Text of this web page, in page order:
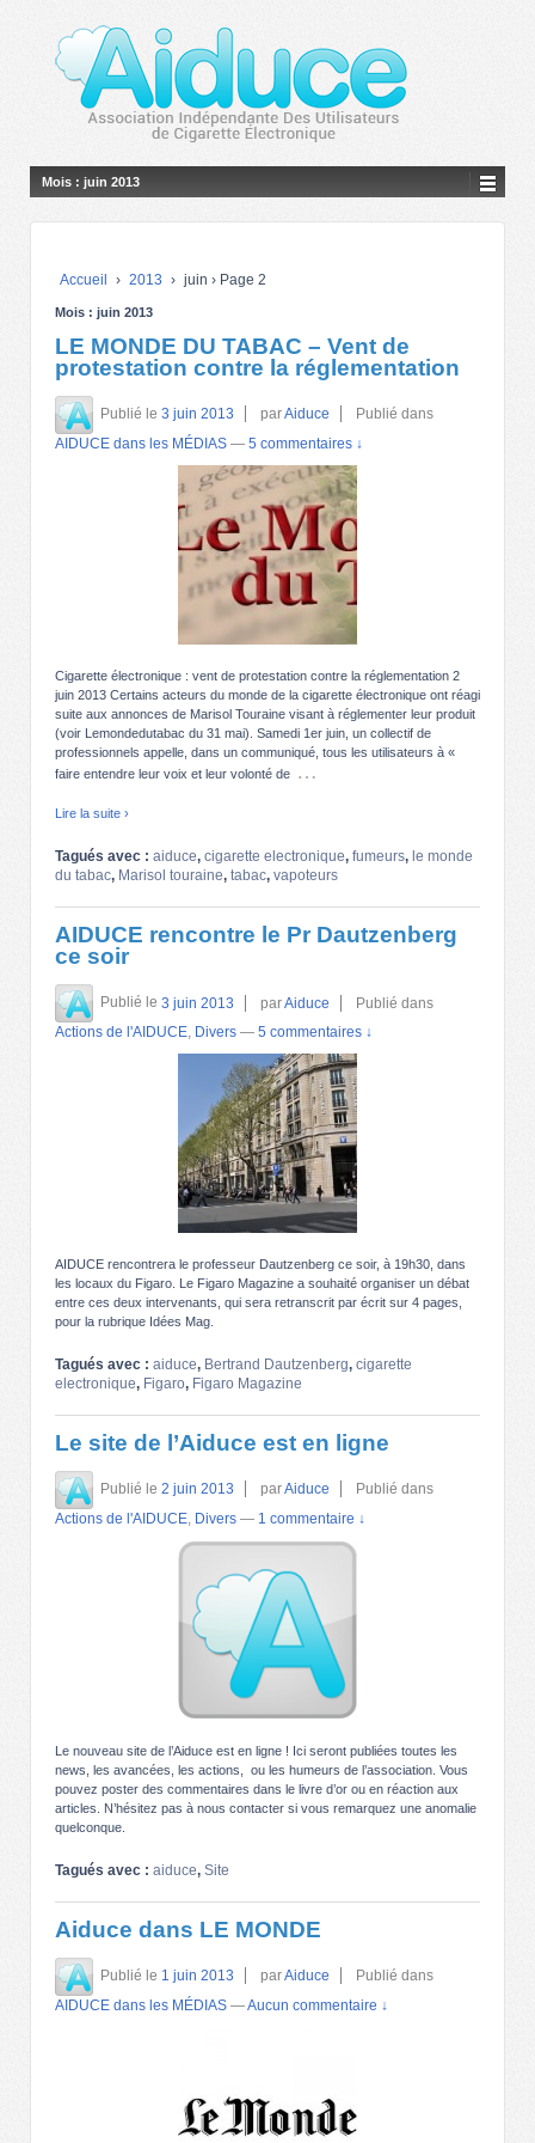
Mois : juin 2013
Accueil › 2013 › juin › Page 2
Mois : juin 2013
LE MONDE DU TABAC – Vent de
protestation contre la réglementation
Publié le 3 juin 2013 parAiduce
Publié dans
AIDUCE dans les MÉDIAS — 5 commentaires ↓
Cigarette électronique : vent de protestation contre la réglementation 2
juin 2013 Certains acteurs du monde de la cigarette électronique ont réagi
suite aux annonces de Marisol Touraine visant à réglementer leur produit
(voir Lemondedutabac du 31 mai). Samedi 1er juin, un collectif de
professionnels appelle, dans un communiqué, tous les utilisateurs à «
faire entendre leur voix et leur volonté de …
Lire la suite ›
Tagués avec : aiduce, cigarette electronique, fumeurs, le monde
du tabac, Marisol touraine, tabac, vapoteurs
AIDUCE rencontre le Pr Dautzenberg
ce soir
Publié le 3 juin 2013 parAiduce
Publié dans
Actions de l'AIDUCE, Divers — 5 commentaires ↓
AIDUCE rencontrera le professeur Dautzenberg ce soir, à 19h30, dans
les locaux du Figaro. Le Figaro Magazine a souhaité organiser un débat
entre ces deux intervenants, qui sera retranscrit par écrit sur 4 pages,
pour la rubrique Idées Mag.
Tagués avec : aiduce, Bertrand Dautzenberg, cigarette
electronique, Figaro, Figaro Magazine
Le site de l’Aiduce est en ligne
Publié le 2 juin 2013 parAiduce
Publié dans
Actions de l'AIDUCE, Divers — 1 commentaire ↓
Le nouveau site de l’Aiduce est en ligne ! Ici seront publiées toutes les
news, les avancées, les actions, ou les humeurs de l’association. Vous
pouvez poster des commentaires dans le livre d’or ou en réaction aux
articles. N’hésitez pas à nous contacter si vous remarquez une anomalie
quelconque.
Tagués avec : aiduce, Site
Aiduce dans LE MONDE
Publié le 1 juin 2013 parAiduce
Publié dans
AIDUCE dans les MÉDIAS —Aucun commentaire ↓